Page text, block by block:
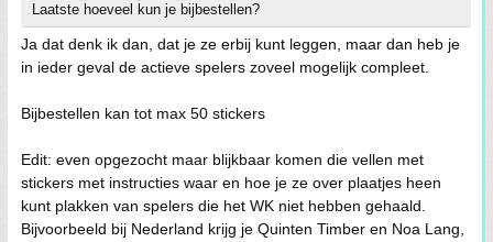
Laatste hoeveel kun je bijbestellen?
Ja dat denk ik dan, dat je ze erbij kunt leggen, maar dan heb je
in ieder geval de actieve spelers zoveel mogelijk compleet.
Bijbestellen kan tot max 50 stickers
Edit: even opgezocht maar blijkbaar komen die vellen met
stickers met instructies waar en hoe je ze over plaatjes heen
kunt plakken van spelers die het WK niet hebben gehaald.
Bijvoorbeeld bij Nederland krijg je Quinten Timber en Noa Lang,